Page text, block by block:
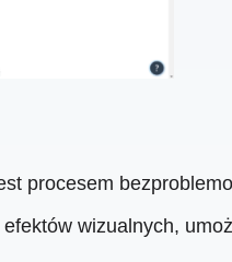
procesem
wizualnych,